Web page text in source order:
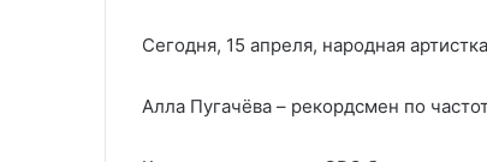
Сегодня, 15 апреля, народная
Алла Пугачёва – рекордсмен по